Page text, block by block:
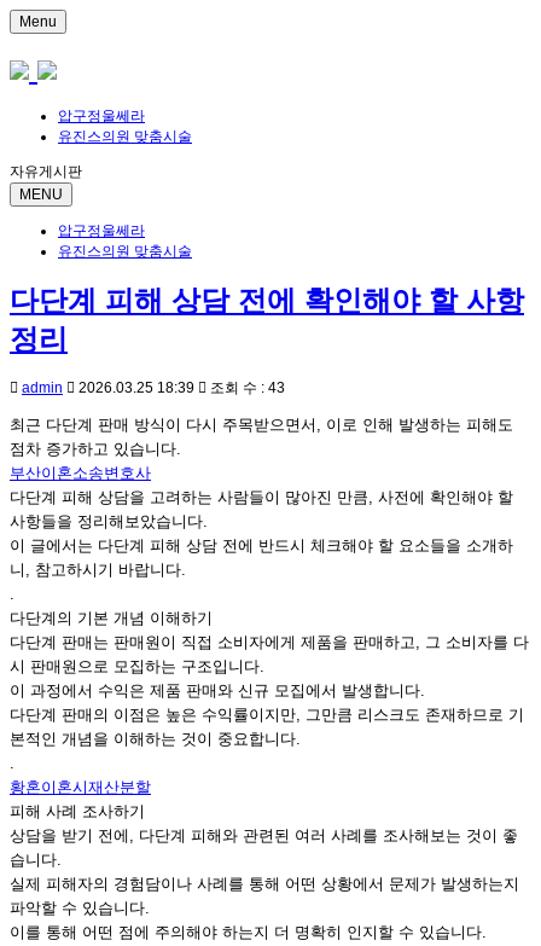
Menu
압구정울쎄라
유진스의원 맞춤시술
자유게시판
MENU
압구정울쎄라
유진스의원 맞춤시술
다단계 피해 상담 전에 확인해야 할 사항
정리
admin 2026.03.25 18:39 조회 수 : 43
최근 다단계 판매 방식이 다시 주목받으면서, 이로 인해 발생하는 피해도
점차 증가하고 있습니다.
부산이혼소송변호사
다단계 피해 상담을 고려하는 사람들이 많아진 만큼, 사전에 확인해야 할
사항들을 정리해보았습니다.
이 글에서는 다단계 피해 상담 전에 반드시 체크해야 할 요소들을 소개하
니, 참고하시기 바랍니다.
.
다단계의 기본 개념 이해하기
다단계 판매는 판매원이 직접 소비자에게 제품을 판매하고, 그 소비자를 다
시 판매원으로 모집하는 구조입니다.
이 과정에서 수익은 제품 판매와 신규 모집에서 발생합니다.
다단계 판매의 이점은 높은 수익률이지만, 그만큼 리스크도 존재하므로 기
본적인 개념을 이해하는 것이 중요합니다.
.
황혼이혼시재산분할
피해 사례 조사하기
상담을 받기 전에, 다단계 피해와 관련된 여러 사례를 조사해보는 것이 좋
습니다.
실제 피해자의 경험담이나 사례를 통해 어떤 상황에서 문제가 발생하는지
파악할 수 있습니다.
이를 통해 어떤 점에 주의해야 하는지 더 명확히 인지할 수 있습니다.